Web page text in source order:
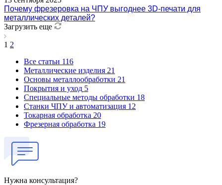
Почему фрезеровка на ЧПУ выгоднее 3D-печати для
металлических деталей?
Загрузить еще
1 2
Все статьи 116
Металлические изделия 21
Основы металлообработки 21
Покрытия и уход 5
Специальные методы обработки 18
Станки ЧПУ и автоматизация 12
Токарная обработка 20
Фрезерная обработка 19
Нужна консультация?